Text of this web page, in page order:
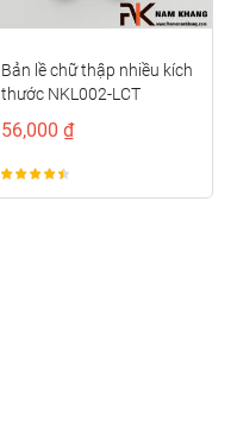
Bản lề chữ thập nhiều kích
thước NKL002-LCT
56,000 ₫